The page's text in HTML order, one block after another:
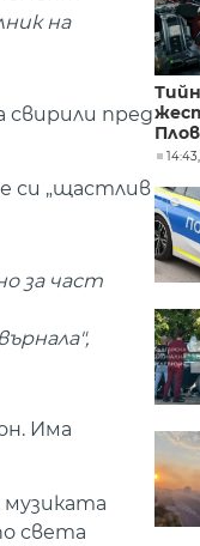
на
пред
си „щастлив
за част
Има
музиката
света